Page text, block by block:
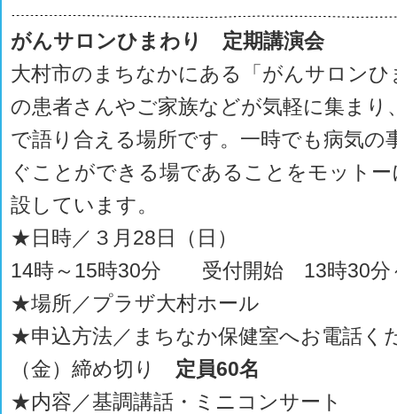
がんサロンひまわり
定期講演会
大村市のまちなかにある「がんサロン
の患者さんやご家族などが気軽に集まり
で語り合える場所です。一時でも病気の
ぐことができる場であることをモット
設しています。
★日時／３月28日（日）
14時～15時30分 受付開始 13時30分
★場所／プラザ大村ホール
★申込方法／まちなか保健室へお電話く
（金）締め切り
定員60名
★内容／基調講話・ミニコンサート